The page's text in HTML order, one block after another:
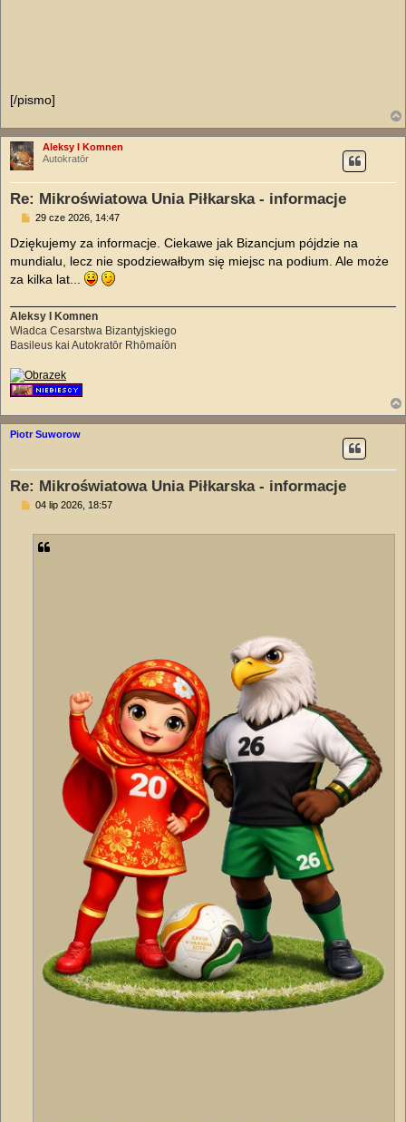
[/pismo]
Aleksy I Komnen
Autokratōr
Re: Mikroświatowa Unia Piłkarska - informacje
P
s
t
29 cze 2026, 14:47
Dziękujemy za informacje. Ciekawe jak Bizancjum pójdzie na
mundialu, lecz nie spodziewałbym się miejsc na podium. Ale może
za kilka lat...
Aleksy I Komnen
Władca Cesarstwa Bizantyjskiego
Basileus kai Autokratōr Rhōmaíōn
Piotr Suworow
Re: Mikroświatowa Unia Piłkarska - informacje
P04 lip 2026, 18:57